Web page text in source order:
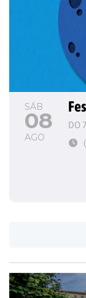
SÁB
08
AGO
DO